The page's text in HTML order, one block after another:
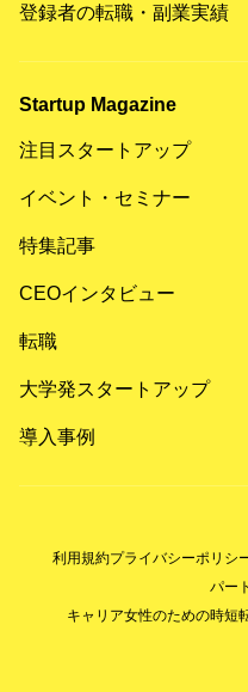
登録者の転職・副業実績
Startup Magazine
注目スタートアップ
イベント・セミナー
特集記事
CEOインタビュー
転職
大学発スタートアップ
導入事例
利用規約プライバシーポリシ
パー
キャリア女性のための時短